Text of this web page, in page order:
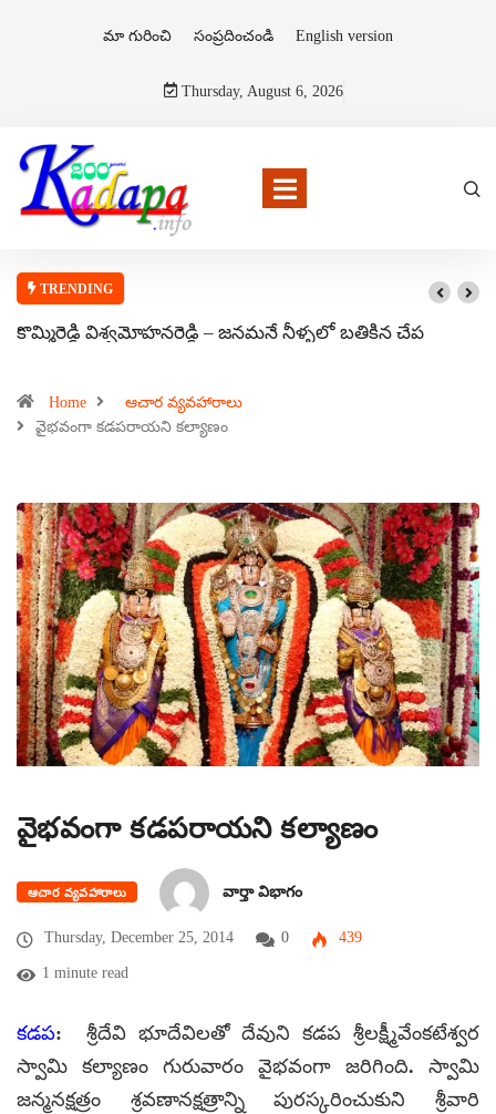
మా గురించి సంప్రదించండి English version
Thursday, August 6, 2026
TRENDING
కొమ్మిరెడ్డి విశ్వమోహనరెడ్డి – జనమనే నీళ్ళలో బతికిన చేప
Home
ఆచార వ్యవహారాలు
వైభవంగా కడపరాయని కల్యాణం
వైభవంగా కడపరాయని కల్యాణం
ఆచార వ్యవహారాలు వార్తా విభాగం
Thursday, December 25, 2014 0 439
1 minute read
కడప: శ్రీదేవి భూదేవిలతో దేవుని కడప శ్రీలక్ష్మీవేంకటేశ్వర
స్వామి కల్యాణం గురువారం వైభవంగా జరిగింది. స్వామి
జన్మనక్షత్రం శ్రవణానక్షత్రాన్ని పురస్కరించుకుని శ్రీవారి